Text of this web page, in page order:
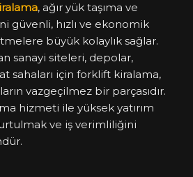
, ağır yük taşıma ve
güvenli, hızlı ve ekonomik
büyük kolaylık sağlar.
sanayi siteleri, depolar,
sahaları için forklift kiralama,
vazgeçilmez bir parçasıdır.
hizmeti ile yüksek yatırım
ve iş verimliliğini